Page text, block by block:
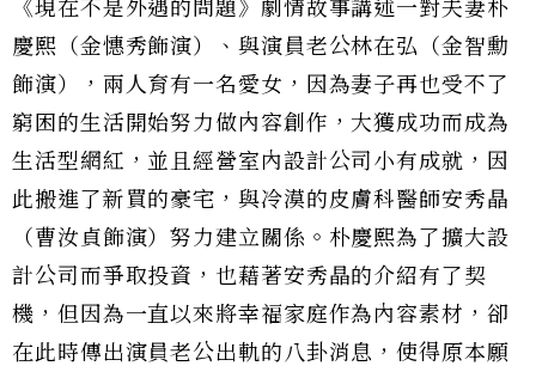
《現在不是外遇的問題》劇情故事講述一對夫妻朴
慶熙（金憓秀飾演）、與演員老公林在弘（金智勳
飾演），兩人育有一名愛女，因為妻子再也受不了
窮困的生活開始努力做內容創作，大獲成功而成為
生活型網紅，並且經營室內設計公司小有成就，因
此搬進了新買的豪宅，與冷漠的皮膚科醫師安秀晶
（曹汝貞飾演）努力建立關係。朴慶熙為了擴大設
計公司而爭取投資，也藉著安秀晶的介紹有了契
機，但因為一直以來將幸福家庭作為內容素材，卻
在此時傳出演員老公出軌的八卦消息，使得原本願